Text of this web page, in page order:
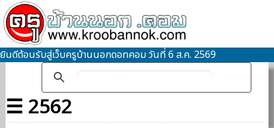
ยินดีต้อนรับสู่เว็บครูบ้านนอกดอทคอม วันที่ 6 ส.ค. 2569
☰ 2562